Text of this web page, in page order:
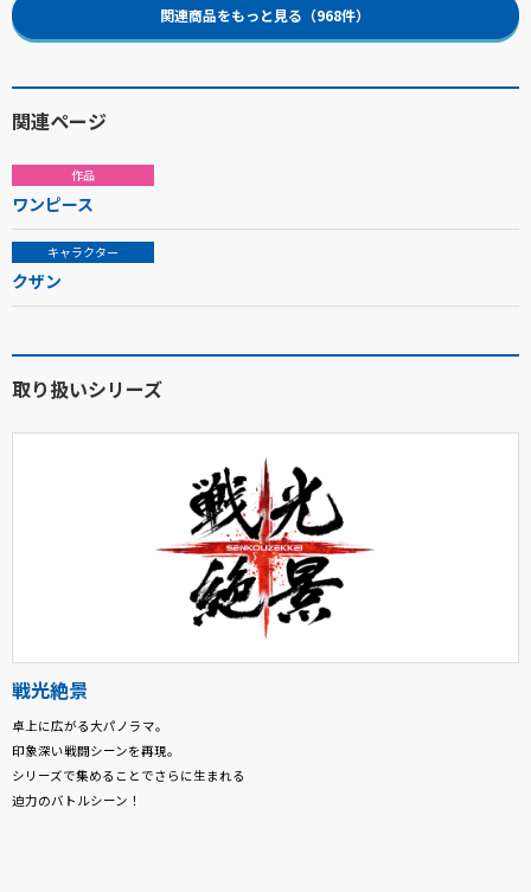
関連商品をもっと見る（968件）
関連ページ
作品
ワンピース
キャラクター
クザン
取り扱いシリーズ
戦光絶景
卓上に広がる大パノラマ。
印象深い戦闘シーンを再現。
シリーズで集めることでさらに生まれる
迫力のバトルシーン！